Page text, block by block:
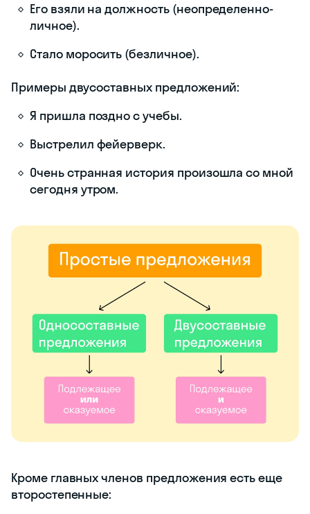
Его взяли на должность (неопределенно-
личное).
Стало моросить (безличное).
Примеры двусоставных предложений:
Я пришла поздно с учебы.
Выстрелил фейерверк.
Очень странная история произошла со мной
сегодня утром.
Кроме главных членов предложения есть еще
второстепенные: